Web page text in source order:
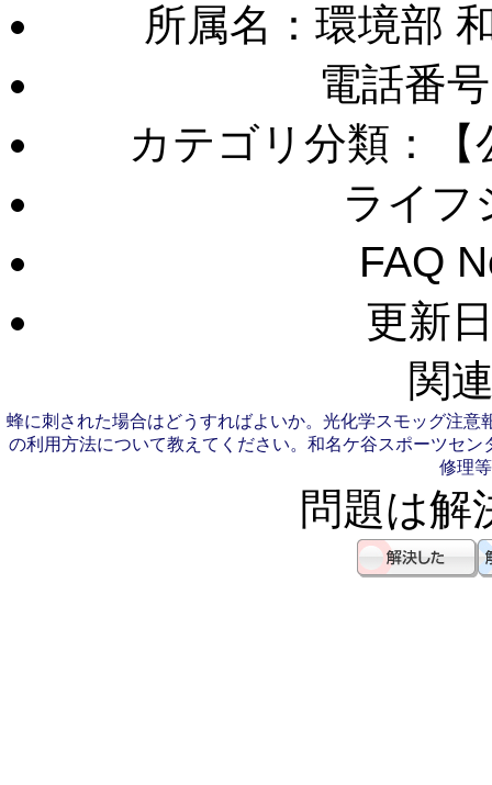
所属名：環境部
電話番
カテゴリ分類：
ライフ
FAQ
更新
関
蜂に刺された場合はどうすればよいか。 光化学スモッグ注意
の利用方法について教えてください。 和名ケ谷スポーツセン
修理
問題は解